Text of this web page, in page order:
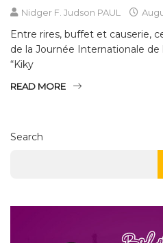
Nidger F. Judson PAUL
Entre rires, buffet et causerie,
de la Journée Internationale de
“Kiky
READ MORE
Search